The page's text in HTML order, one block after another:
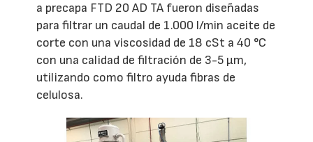
a precapa FTD 20 AD TA fueron diseñadas
para filtrar un caudal de 1.000 l/min aceite de
corte con una viscosidad de 18 cSt a 40 °C
con una calidad de filtración de 3-5 µm,
utilizando como filtro ayuda fibras de
celulosa.